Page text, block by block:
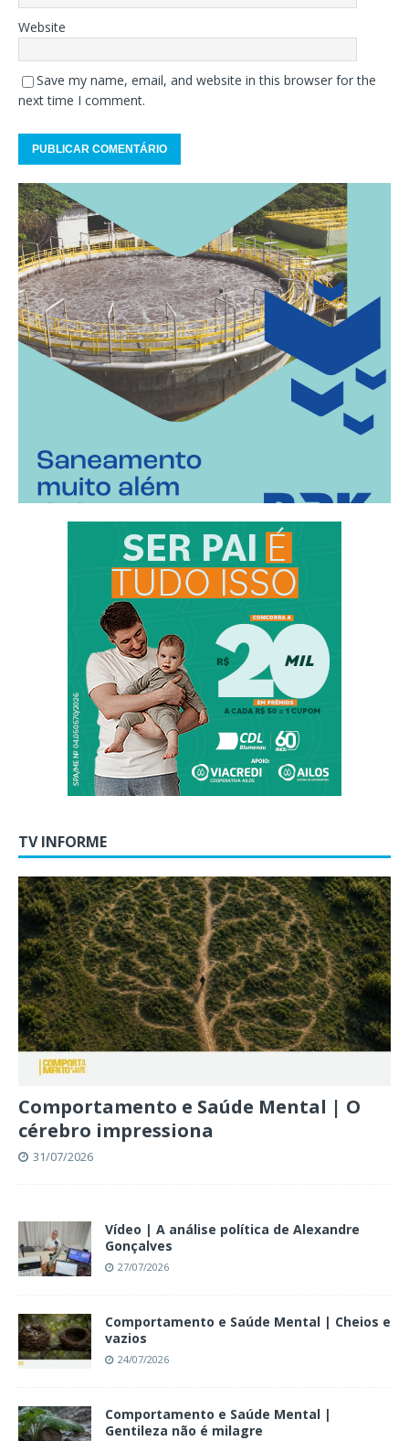
Website
Save my name, email, and website in this browser for the
next time I comment.
TV INFORME
Comportamento e Saúde Mental | O
cérebro impressiona
31/07/2026
Vídeo | A análise política de Alexandre
Gonçalves
27/07/2026
Comportamento e Saúde Mental | Cheios e
vazios
24/07/2026
Comportamento e Saúde Mental |
Gentileza não é milagre